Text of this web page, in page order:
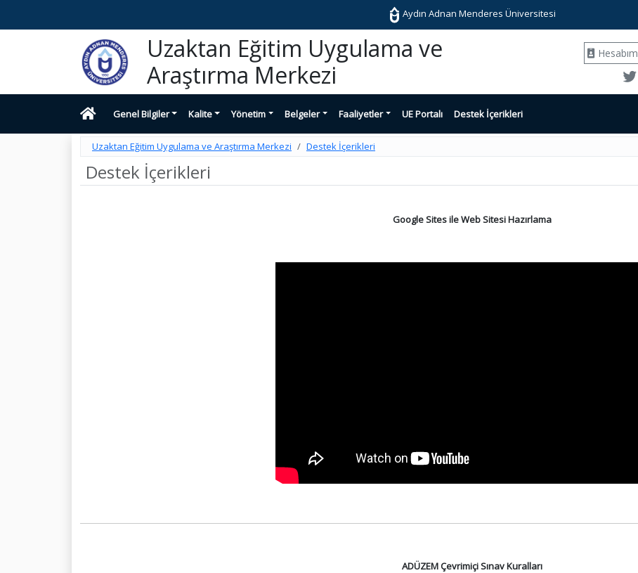
Aydın Adnan Menderes Üniversitesi
Uzaktan Eğitim Uygulama ve
Araştırma Merkezi
Hesabım
Genel Bilgiler Kalite Yönetim Belgeler Faaliyetler UE Portalı Destek İçerikleri
Uzaktan Eğitim Uygulama ve Araştırma Merkezi Destek İçerikleri
Destek İçerikleri
Google Sites ile Web Sitesi Hazırlama
ADÜZEM Çevrimiçi Sınav Kuralları